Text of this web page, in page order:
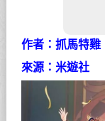
作者：抓馬特雞
來源：米遊社